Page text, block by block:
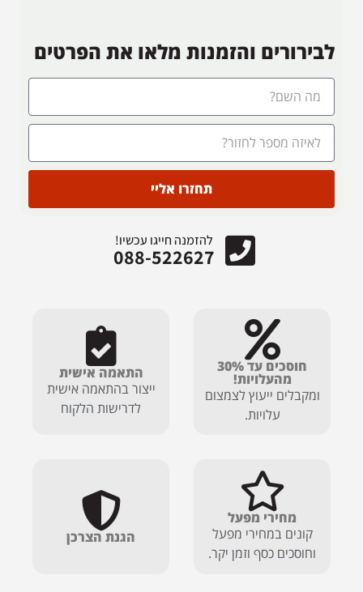
לבירורים והזמנות מלאו את הפרטים
תחזרו אליי
להזמנה חייגו עכשיו!
088-522627
חוסכים עד 30%
מהעלויות!
ומקבלים ייעוץ לצמצום
עלויות.
התאמה אישית
ייצור בהתאמה אישית
לדרישות הלקוח
מחירי מפעל
קונים במחירי מפעל
וחוסכים כסף וזמן יקר.
הגנת הצרכן